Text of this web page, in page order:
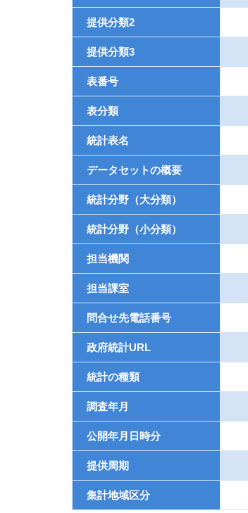
提供分類2
提供分類3
表番号
表分類
統計表名
データセットの概要
統計分野（大分類）
統計分野（小分類）
担当機関
担当課室
問合せ先電話番号
政府統計URL
統計の種類
調査年月
公開年月日時分
提供周期
集計地域区分